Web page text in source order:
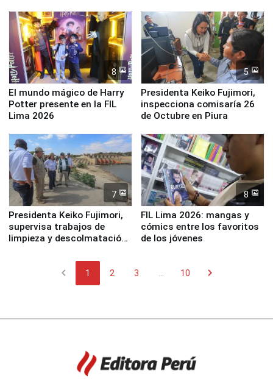
la UGEL 2
Derecho Colectivo"
8
El mundo mágico de Harry
Potter presente en la FIL
Lima 2026
5
Presidenta Keiko Fujimori,
inspecciona comisaría 26
de Octubre en Piura
7
Presidenta Keiko Fujimori,
supervisa trabajos de
limpieza y descolmatación
8
FIL Lima 2026: mangas y
cómics entre los favoritos
de los jóvenes
chevron_left 1 2 3 ... 10 chevron_right